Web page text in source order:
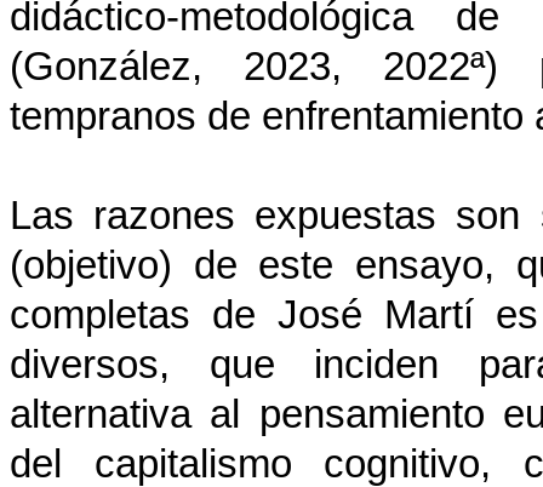
didáctico-metodológica
(González, 2023,
tempranos de
Las razones expuestas
(objetivo) de este ensayo,
completas de José Martí
diversos, que inciden
alternativa al pensamiento
del capitalismo cognitivo,